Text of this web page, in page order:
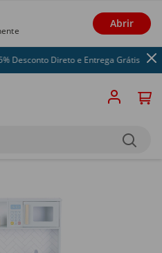
Abrir
Desconto Direto e Entrega Grátis